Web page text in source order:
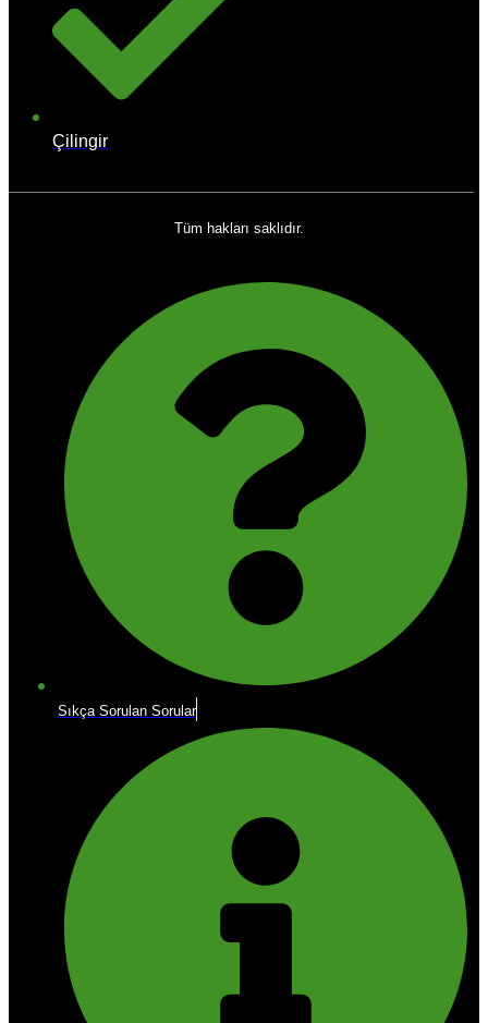
Çilingir
Tüm hakları saklıdır.
Sıkça Sorulan Sorular